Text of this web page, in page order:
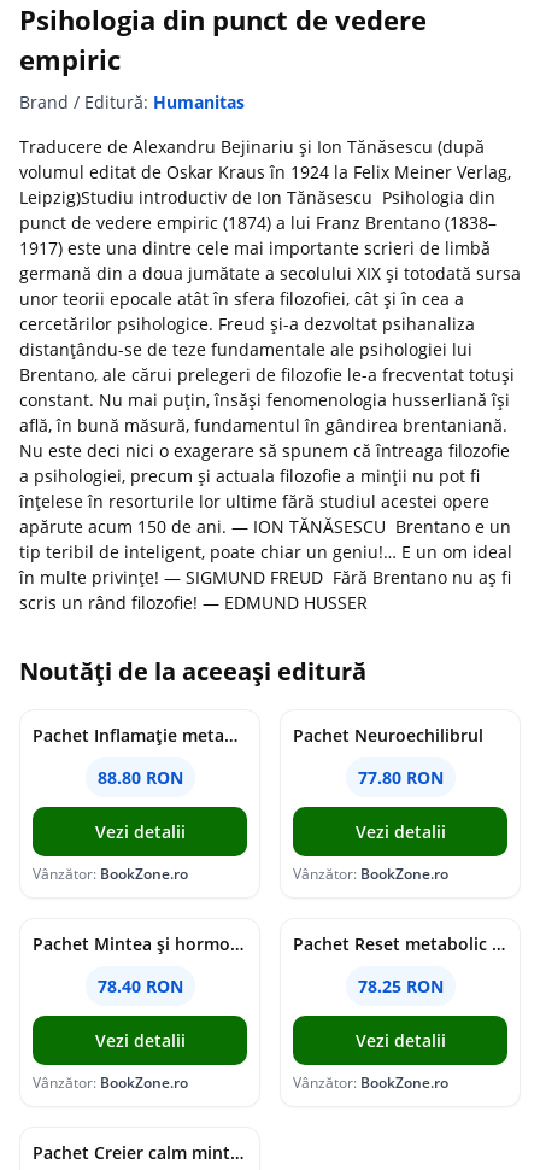
Psihologia din punct de vedere
empiric
Brand / Editură: Humanitas
Traducere de Alexandru Bejinariu şi Ion Tănăsescu (după
volumul editat de Oskar Kraus în 1924 la Felix Meiner Verlag,
Leipzig)Studiu introductiv de Ion Tănăsescu Psihologia din
punct de vedere empiric (1874) a lui Franz Brentano (1838–
1917) este una dintre cele mai importante scrieri de limbă
germană din a doua jumătate a secolului XIX și totodată sursa
unor teorii epocale atât în sfera filozofiei, cât și în cea a
cercetărilor psihologice. Freud și-a dezvoltat psihanaliza
distanțându-se de teze fundamentale ale psihologiei lui
Brentano, ale cărui prelegeri de filozofie le-a frecventat totuși
constant. Nu mai puțin, însăși fenomenologia husserliană își
află, în bună măsură, fundamentul în gândirea brentaniană.
Nu este deci nici o exagerare să spunem că întreaga filozofie
a psihologiei, precum și actuala filozofie a minții nu pot fi
înțelese în resorturile lor ultime fără studiul acestei opere
apărute acum 150 de ani. — ION TĂNĂSESCU Brentano e un
tip teribil de inteligent, poate chiar un geniu!… E un om ideal
în multe privințe! — SIGMUND FREUD Fără Brentano nu aș fi
scris un rând filozofie! — EDMUND HUSSER
Noutăți de la aceeași editură
Pachet Inflamație metabolism și creier
88.80 RON
Vezi detalii
Vânzător: BookZone.ro
Pachet Neuroechilibrul
77.80 RON
Vezi detalii
Vânzător: BookZone.ro
Pachet Mintea și hormonii tăi
78.40 RON
Vezi detalii
Vânzător: BookZone.ro
Pachet Reset metabolic complet
78.25 RON
Vezi detalii
Vânzător: BookZone.ro
Pachet Creier calm minte puternică